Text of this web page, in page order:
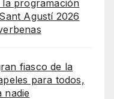
la programación
Agustí 2026
fiasco de la
para todos,
nadie